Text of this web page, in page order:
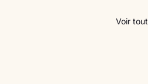
Voir tout